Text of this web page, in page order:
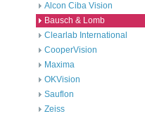
Alcon Ciba Vision
Bausch & Lomb
Clearlab International
CooperVision
Maxima
OKVision
Sauflon
Zeiss